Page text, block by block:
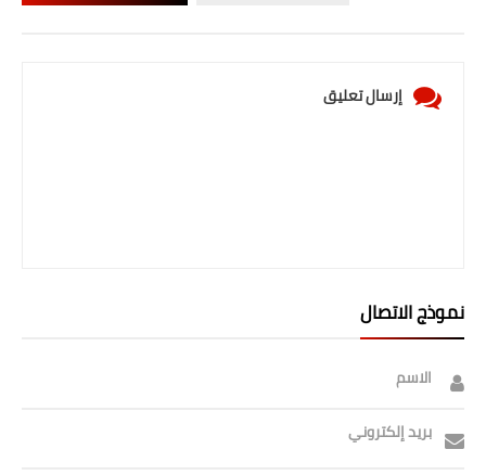
إرسال تعليق
نموذج الاتصال
الاسم
بريد إلكتروني